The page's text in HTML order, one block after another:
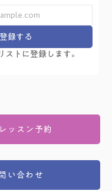
登録する
ストに登録します。
ッスン予約
い合わせ